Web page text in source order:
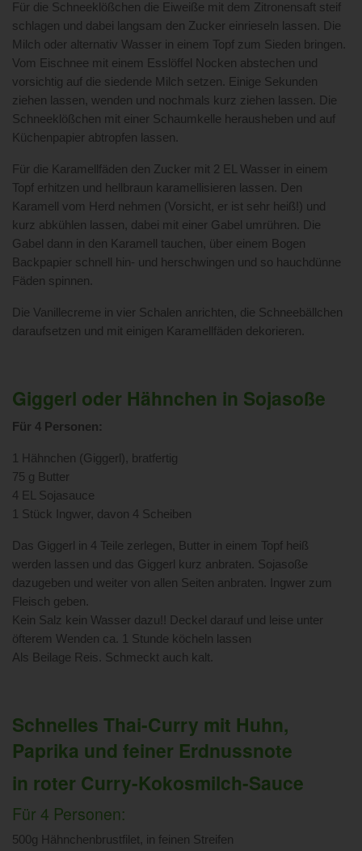
Für die Schneeklößchen die Eiweiße mit dem Zitronensaft steif
schlagen und dabei langsam den Zucker einrieseln lassen. Die
Milch oder alternativ Wasser in einem Topf zum Sieden bringen.
Vom Eischnee mit einem Esslöffel Nocken abstechen und
vorsichtig auf die siedende Milch setzen. Einige Sekunden
ziehen lassen, wenden und nochmals kurz ziehen lassen. Die
Schneeklößchen mit einer Schaumkelle herausheben und auf
Küchenpapier abtropfen lassen.
Für die Karamellfäden den Zucker mit 2 EL Wasser in einem
Topf erhitzen und hellbraun karamellisieren lassen. Den
Karamell vom Herd nehmen (Vorsicht, er ist sehr heiß!) und
kurz abkühlen lassen, dabei mit einer Gabel umrühren. Die
Gabel dann in den Karamell tauchen, über einem Bogen
Backpapier schnell hin- und herschwingen und so hauchdünne
Fäden spinnen.
Die Vanillecreme in vier Schalen anrichten, die Schneebällchen
daraufsetzen und mit einigen Karamellfäden dekorieren.
Giggerl oder Hähnchen in Sojasoße
Für 4 Personen:
1 Hähnchen (Giggerl), bratfertig
75 g Butter
4 EL Sojasauce
1 Stück Ingwer, davon 4 Scheiben
Das Giggerl in 4 Teile zerlegen, Butter in einem Topf heiß
werden lassen und das Giggerl kurz anbraten. Sojasoße
dazugeben und weiter von allen Seiten anbraten. Ingwer zum
Fleisch geben.
Kein Salz kein Wasser dazu!! Deckel darauf und leise unter
öfterem Wenden ca. 1 Stunde köcheln lassen
Als Beilage Reis. Schmeckt auch kalt.
Schnelles Thai-Curry mit Huhn,
Paprika und feiner Erdnussnote
in roter Curry-Kokosmilch-Sauce
Für 4 Personen:
500g Hähnchenbrustfilet, in feinen Streifen